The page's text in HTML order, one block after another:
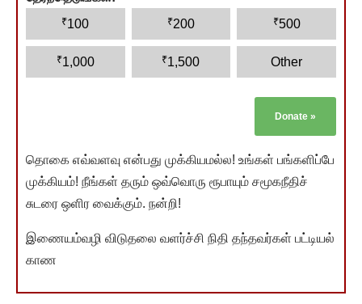
₹100 ₹200 ₹500
₹1,000 ₹1,500 Other
Donate »
தொகை எவ்வளவு என்பது முக்கியமல்ல! உங்கள் பங்களிப்பே
முக்கியம்! நீங்கள் தரும் ஒவ்வொரு ரூபாயும் சமூகநீதிச்
சுடரை ஒளிர வைக்கும். நன்றி!
இணையம்வழி விடுதலை வளர்ச்சி நிதி தந்தவர்கள் பட்டியல்
காண